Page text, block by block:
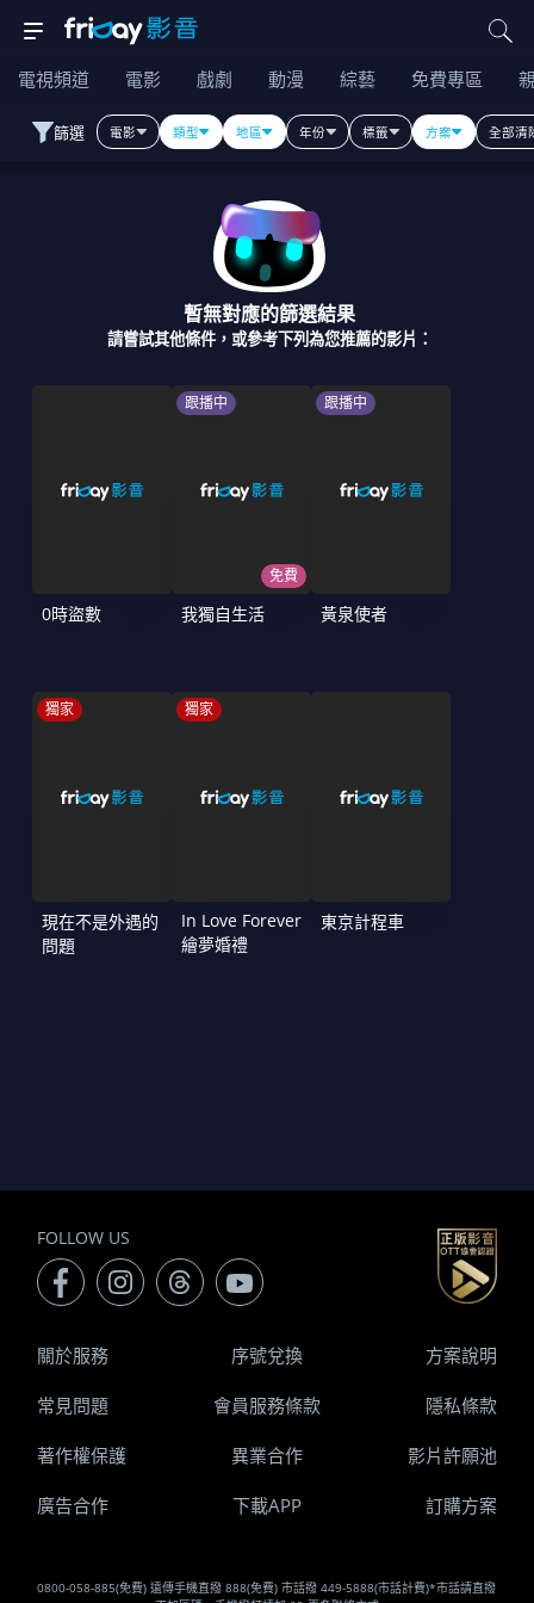
電視頻道 電影 戲劇 動漫 綜藝 免費專區
篩選 電影 類型 地區 年份 標籤 方案 全部清
暫無對應的篩選結果
請嘗試其他條件，或參考下列為您推薦的影片：
0時盜數
跟播中
免費
我獨自生活
跟播中
黃泉使者
獨家
現在不是外遇的
問題
獨家
In Love Forever
繪夢婚禮
東京計程車
FOLLOW US
0800-058-885(免費) 遠傳手機直撥 888(免費) 市話撥 449-5888(市話計費)*市話請直撥
關於服務 序號兌換 方案說明
常見問題 會員服務條款 隱私條款
著作權保護 異業合作 影片許願池
廣告合作 下載APP 訂購方案